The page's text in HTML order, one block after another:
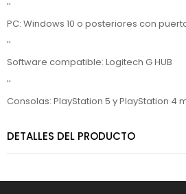
''
PC: Windows 10 o posteriores con
''
Software compatible: Logitech G HUB
''
Consolas: PlayStation 5 y PlayStation 4
DETALLES DEL PRODUCTO